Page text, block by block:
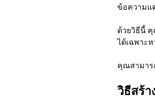
ข้อความแ
ด้วยวิธีนี้
ได้เฉพาะ
คุณสามาร
วิธีสร้